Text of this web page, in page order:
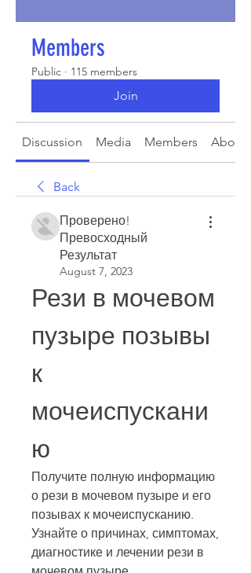
Members
Public · 115 members
Join
Discussion Media Members About
Back
Проверено!
Превосходный
Результат
August 7, 2023
Рези в мочевом
пузыре позывы
к
мочеиспускани
ю
Получите полную информацию
о рези в мочевом пузыре и его
позывах к мочеиспусканию.
Узнайте о причинах, симптомах,
диагностике и лечении рези в